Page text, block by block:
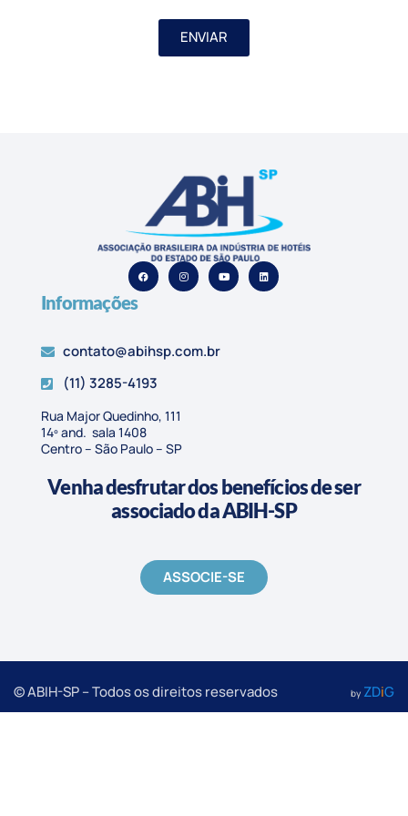
ENVIAR
Informações
contato@abihsp.com.br
(11) 3285-4193
Rua Major Quedinho, 111
14º and. sala 1408
Centro – São Paulo – SP
Venha desfrutar dos benefícios de ser
associado da ABIH-SP
ASSOCIE-SE
© ABIH-SP – Todos os direitos reservados by ZDiG